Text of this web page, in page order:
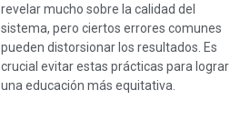
revelar mucho sobre la calidad del
sistema, pero ciertos errores comunes
pueden distorsionar los resultados. Es
crucial evitar estas prácticas para lograr
una educación más equitativa.